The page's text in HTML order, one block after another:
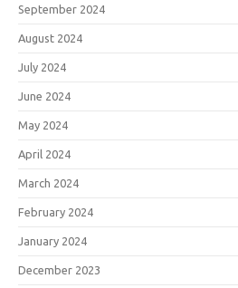
September 2024
August 2024
July 2024
June 2024
May 2024
April 2024
March 2024
February 2024
January 2024
December 2023